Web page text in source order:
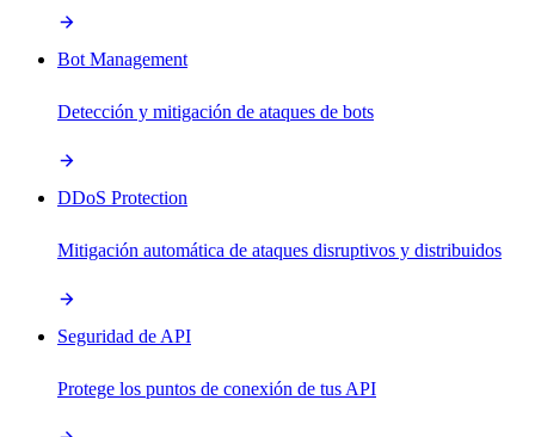
Bot Management
Detección y mitigación de ataques de bots
DDoS Protection
Mitigación automática de ataques disruptivos y distribuidos
Seguridad de API
Protege los puntos de conexión de tus API